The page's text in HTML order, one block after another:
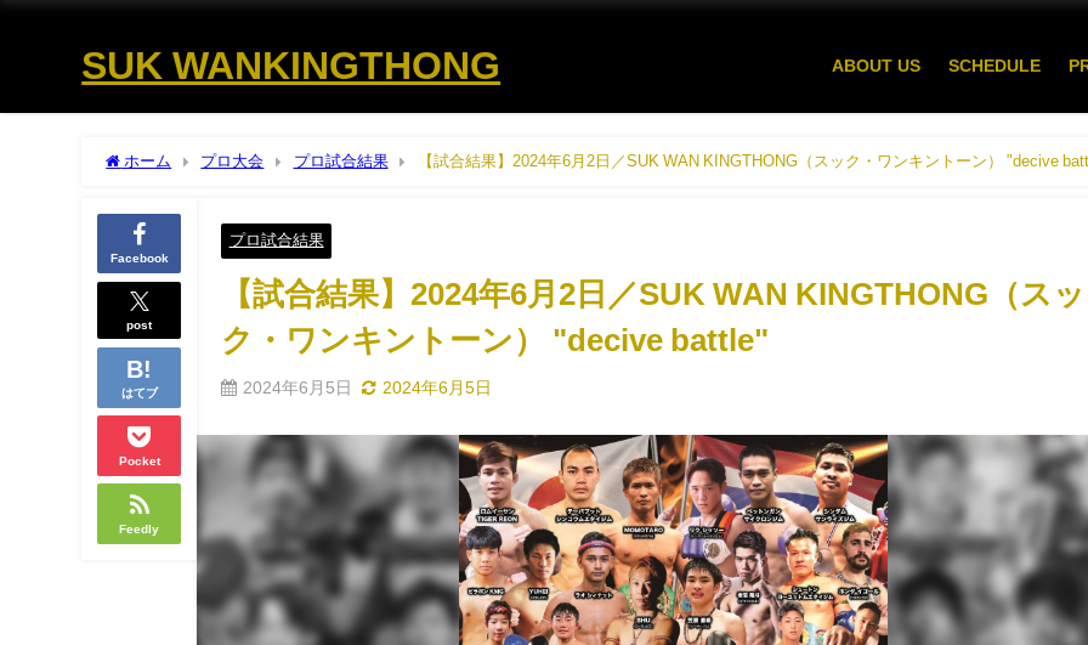
SUK WANKINGTHONG ABOUT US SCHEDULE
ホーム プロ大会 プロ試合結果 【試合結果】2024年6月2日／SUK WAN KINGTHONG（スック・ワンキントーン） "decive
Facebook
post
はてブ
Pocket
Feedly
プロ試合結果
【試合結果】2024年6月2日／SUK WAN KINGTHONG（スッ
ク・ワンキントーン） "decive battle"
2024年6月5日 2024年6月5日